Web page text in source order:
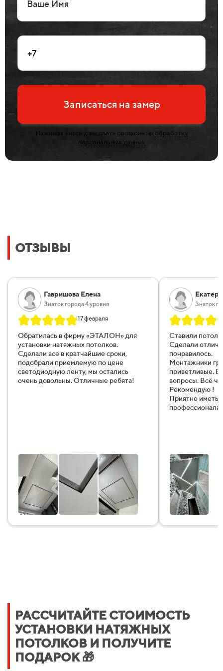
Записаться на замер
Нажимая кнопку, вы даете согласие на обработку
персональных данных
ОТЗЫВЫ
Гавришова Елена
Знаток города 4 уровня
17 февраля
Обратилась в фирму «ЭТАЛОН» для
установки натяжных потолков.
Сделали все в кратчайшие сроки,
подобрали приемлемую по цене
светодиодную ленту, мы остались
очень довольны. Отличные ребята!
Знаток
Ставили
Сделали
понравилось.
Монтажники
приветливые.
вопросы. Всё
Рекомендую !
Приятно иметь
РАССЧИТАЙТЕ СТОИМОСТЬ
УСТАНОВКИ НАТЯЖНЫХ
ПОТОЛКОВ И ПОЛУЧИТЕ
ПОДАРОК 🎁